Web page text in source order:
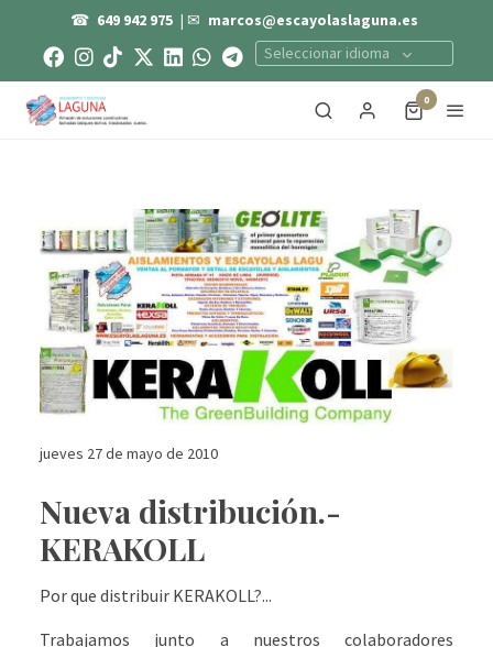
☎ 649 942 975 | ✉ marcos@escayolaslaguna.es
Seleccionar idioma
0
jueves 27 de mayo de 2010
Nueva distribución.-
KERAKOLL
Por que distribuir KERAKOLL?...
Trabajamos junto a nuestros colaboradores